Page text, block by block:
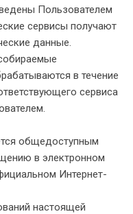
Пользователем
сервисы получают
данные.
в течение
сервиса
общедоступным
в электронном
Интернет-
настоящей